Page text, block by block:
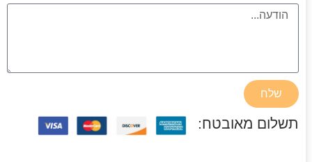
שלח
תשלום מאובטח: